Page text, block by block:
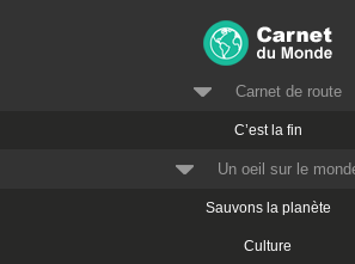
Carnet de route
C’est la fin
Un oeil sur le
Sauvons la planète
Culture